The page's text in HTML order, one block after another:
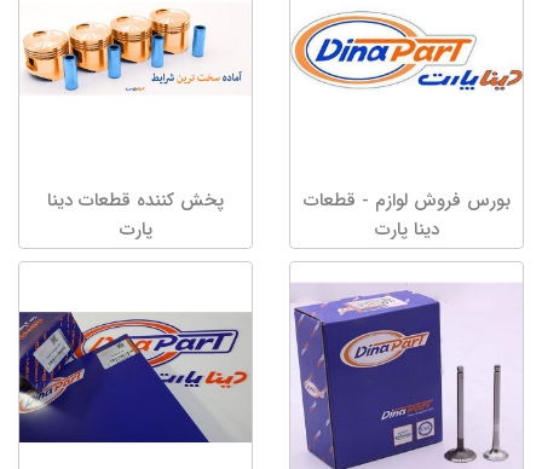
بورس فروش لوازم - قطعات
دینا پارت
پخش کننده قطعات دینا
پارت